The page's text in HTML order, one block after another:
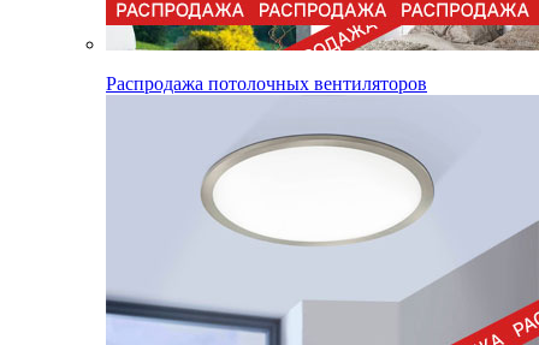
Распродажа потолочных вентиляторов